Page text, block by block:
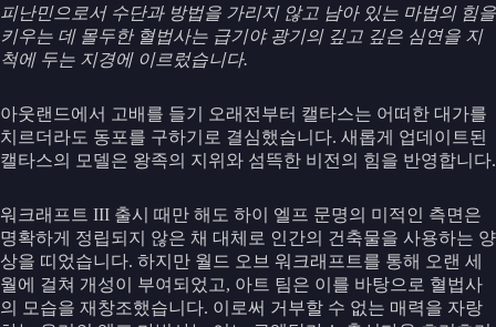
피난민으로서 수단과 방법을 가리지 않고 남아 있는 마법의 힘을
키우는 데 몰두한 혈법사는 급기야 광기의 깊고 깊은 심연을 지
척에 두는 지경에 이르렀습니다.
아웃랜드에서 고배를 들기 오래전부터 캘타스는 어떠한 대가를
치르더라도 동포를 구하기로 결심했습니다. 새롭게 업데이트된
캘타스의 모델은 왕족의 지위와 섬뜩한 비전의 힘을 반영합니다.
워크래프트 III 출시 때만 해도 하이 엘프 문명의 미적인 측면은
명확하게 정립되지 않은 채 대체로 인간의 건축물을 사용하는 양
상을 띠었습니다. 하지만 월드 오브 워크래프트를 통해 오랜 세
월에 걸쳐 개성이 부여되었고, 아트 팀은 이를 바탕으로 혈법사
의 모습을 재창조했습니다. 이로써 거부할 수 없는 매력을 자랑